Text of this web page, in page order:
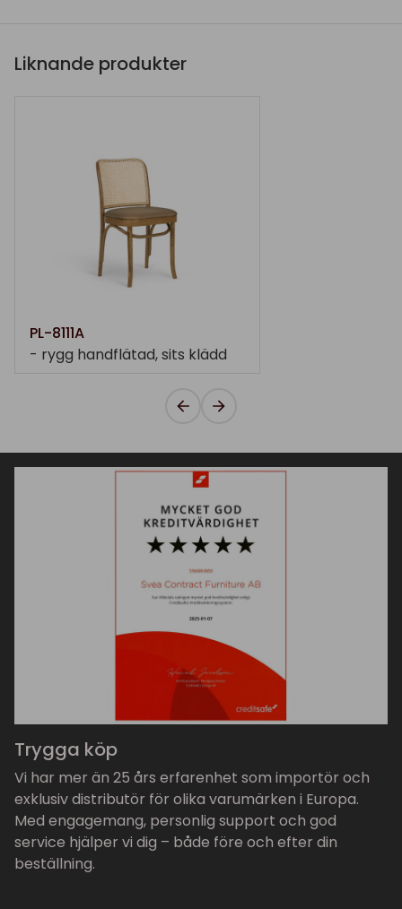
Liknande produkter
PL-8111A
- rygg handflätad, sits klädd
Trygga köp
Vi har mer än 25 års erfarenhet som importör och
exklusiv distributör för olika varumärken i Europa.
Med engagemang, personlig support och god
service hjälper vi dig – både före och efter din
beställning.